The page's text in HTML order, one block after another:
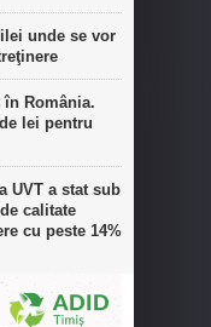
unde se vor
România.
lei pentru
UVT a stat sub
calitate
cu peste 14%